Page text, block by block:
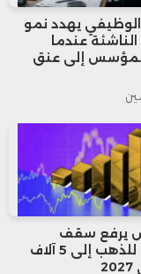
الصناعي
النمو
الوظيفي يهدد نمو
الناشئة عندما
إلى عنق
يرفع سقف
توقعاته للذهب إلى 5 آلاف